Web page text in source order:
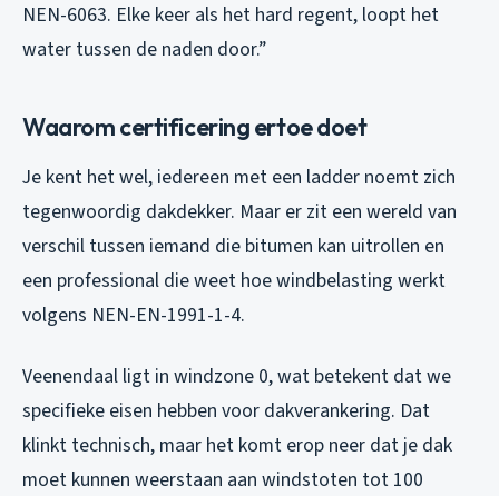
NEN-6063. Elke keer als het hard regent, loopt het
water tussen de naden door.”
Waarom certificering ertoe doet
Je kent het wel, iedereen met een ladder noemt zich
tegenwoordig dakdekker. Maar er zit een wereld van
verschil tussen iemand die bitumen kan uitrollen en
een professional die weet hoe windbelasting werkt
volgens NEN-EN-1991-1-4.
Veenendaal ligt in windzone 0, wat betekent dat we
specifieke eisen hebben voor dakverankering. Dat
klinkt technisch, maar het komt erop neer dat je dak
moet kunnen weerstaan aan windstoten tot 100